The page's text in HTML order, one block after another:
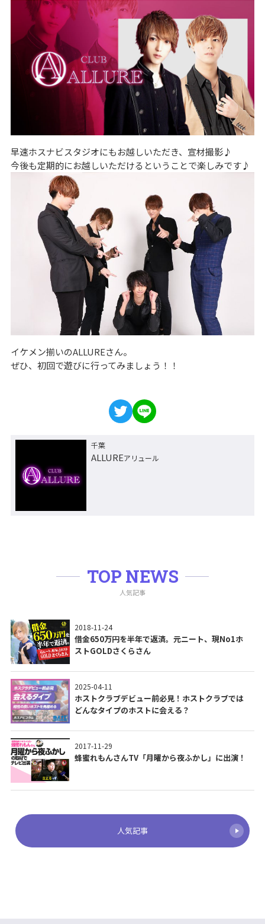
早速ホスナビスタジオにもお越しいただき、宣材撮影♪
今後も定期的にお越しいただけるということで楽しみです♪
イケメン揃いのALLUREさん。
ぜひ、初回で遊びに行ってみましょう！！
千葉
ALLUREアリュール
TOP NEWS
人気記事
2018-11-24
借金650万円を半年で返済。元ニート、現No1ホ
ストGOLDさくらさん
2025-04-11
ホストクラブデビュー前必見！ホストクラブでは
どんなタイプのホストに会える？
2017-11-29
蜂蜜れもんさんTV「月曜から夜ふかし」に出演！
人気記事